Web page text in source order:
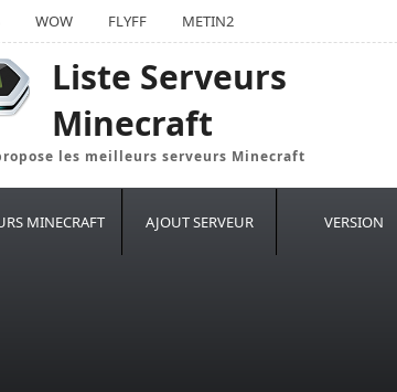
WOW FLYFF METIN2
Liste Serveurs
Minecraft
les meilleurs serveurs Minecraft
MINECRAFT AJOUT SERVEUR VERSION